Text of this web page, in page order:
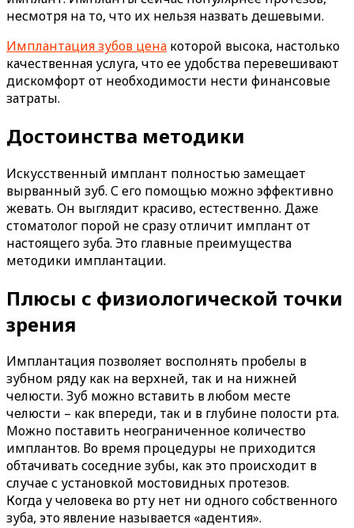
несмотря на то, что их нельзя назвать дешевыми.
Имплантация зубов цена которой высока, настолько
качественная услуга, что ее удобства перевешивают
дискомфорт от необходимости нести финансовые
затраты.
Достоинства методики
Искусственный имплант полностью замещает
вырванный зуб. С его помощью можно эффективно
жевать. Он выглядит красиво, естественно. Даже
стоматолог порой не сразу отличит имплант от
настоящего зуба. Это главные преимущества
методики имплантации.
Плюсы с физиологической точки
зрения
Имплантация позволяет восполнять пробелы в
зубном ряду как на верхней, так и на нижней
челюсти. Зуб можно вставить в любом месте
челюсти – как впереди, так и в глубине полости рта.
Можно поставить неограниченное количество
имплантов. Во время процедуры не приходится
обтачивать соседние зубы, как это происходит в
случае с установкой мостовидных протезов.
Когда у человека во рту нет ни одного собственного
зуба, это явление называется «адентия».